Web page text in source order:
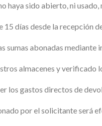
haya sido abierto, ni
15 días desde la recepción
sumas abonadas
almacenes y verificado
los gastos directos de
por el solicitante será